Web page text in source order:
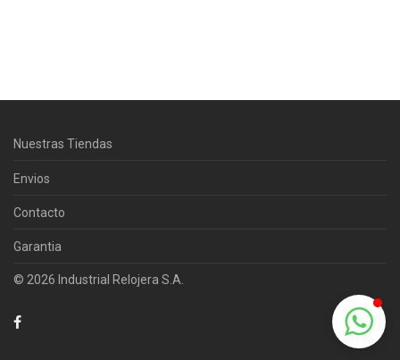
Nuestras Tiendas
Envios
Contacto
Garantia
© 2026 Industrial Relojera S.A.